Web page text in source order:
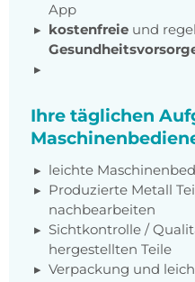
App
kostenfreie und
Ihre täglichen
leichte
Produzierte Metall
nachbearbeiten
Sichtkontrolle /
hergestellten Teile
Verpackung und